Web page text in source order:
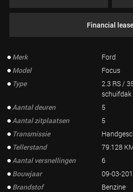
Financial lease
Merk
Ford
Model
Focus
Type
2.3 RS /
Aantal deuren
5
Aantal zitplaatsen
5
Transmissie
Tellerstand
79.128
Aantal versnellingen
6
Bouwjaar
09-03-
Brandstof
Benzine